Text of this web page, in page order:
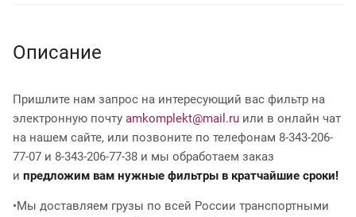
Описание
Пришлите нам запрос на интересующий вас фильтр на
электронную почту amkomplekt@mail.ru или в онлайн чат
на нашем сайте, или позвоните по телефонам 8-343-206-
77-07 и 8-343-206-77-38 и мы обработаем заказ
и предложим вам нужные фильтры в кратчайшие сроки!
•Мы доставляем грузы по всей России транспортными